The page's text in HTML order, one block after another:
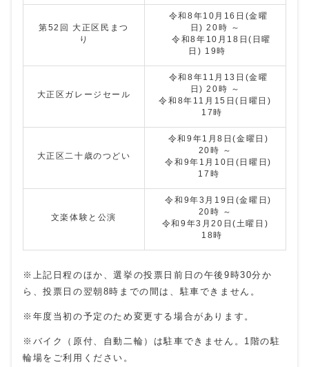
第52回 大正区民まつ
り
令和8年10月16日(金曜
日) 20時 ～
令和8年10月18日(日曜
日) 19時
大正区ガレージセール
令和8年11月13日(金曜
日) 20時 ～
令和8年11月15日(日曜日)
17時
大正区二十歳のつどい
令和9年1月8日(金曜日)
20時 ～
令和9年1月10日(日曜日)
17時
文楽体験と公演
令和9年3月19日(金曜日)
20時 ～
令和9年3月20日(土曜日)
18時
※上記日程のほか、選挙の投票日前日の午後9時30分か
ら、投票日の翌朝8時までの間は、駐車できません。
※年度当初の予定のため変更する場合があります。
※バイク（原付、自動二輪）は駐車できません。1階の駐
輪場をご利用ください。